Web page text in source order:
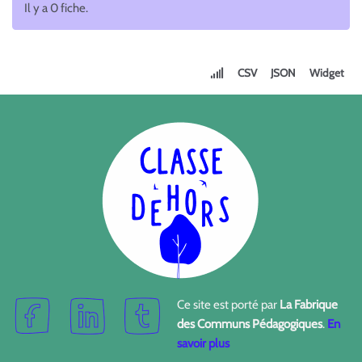
Il y a 0 fiche.
CSV JSON Widget
Ce site est porté par La Fabrique
des Communs Pédagogiques. En
savoir plus